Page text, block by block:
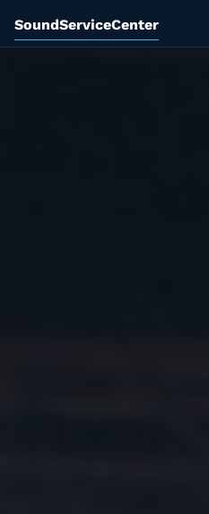
SoundServiceCenter